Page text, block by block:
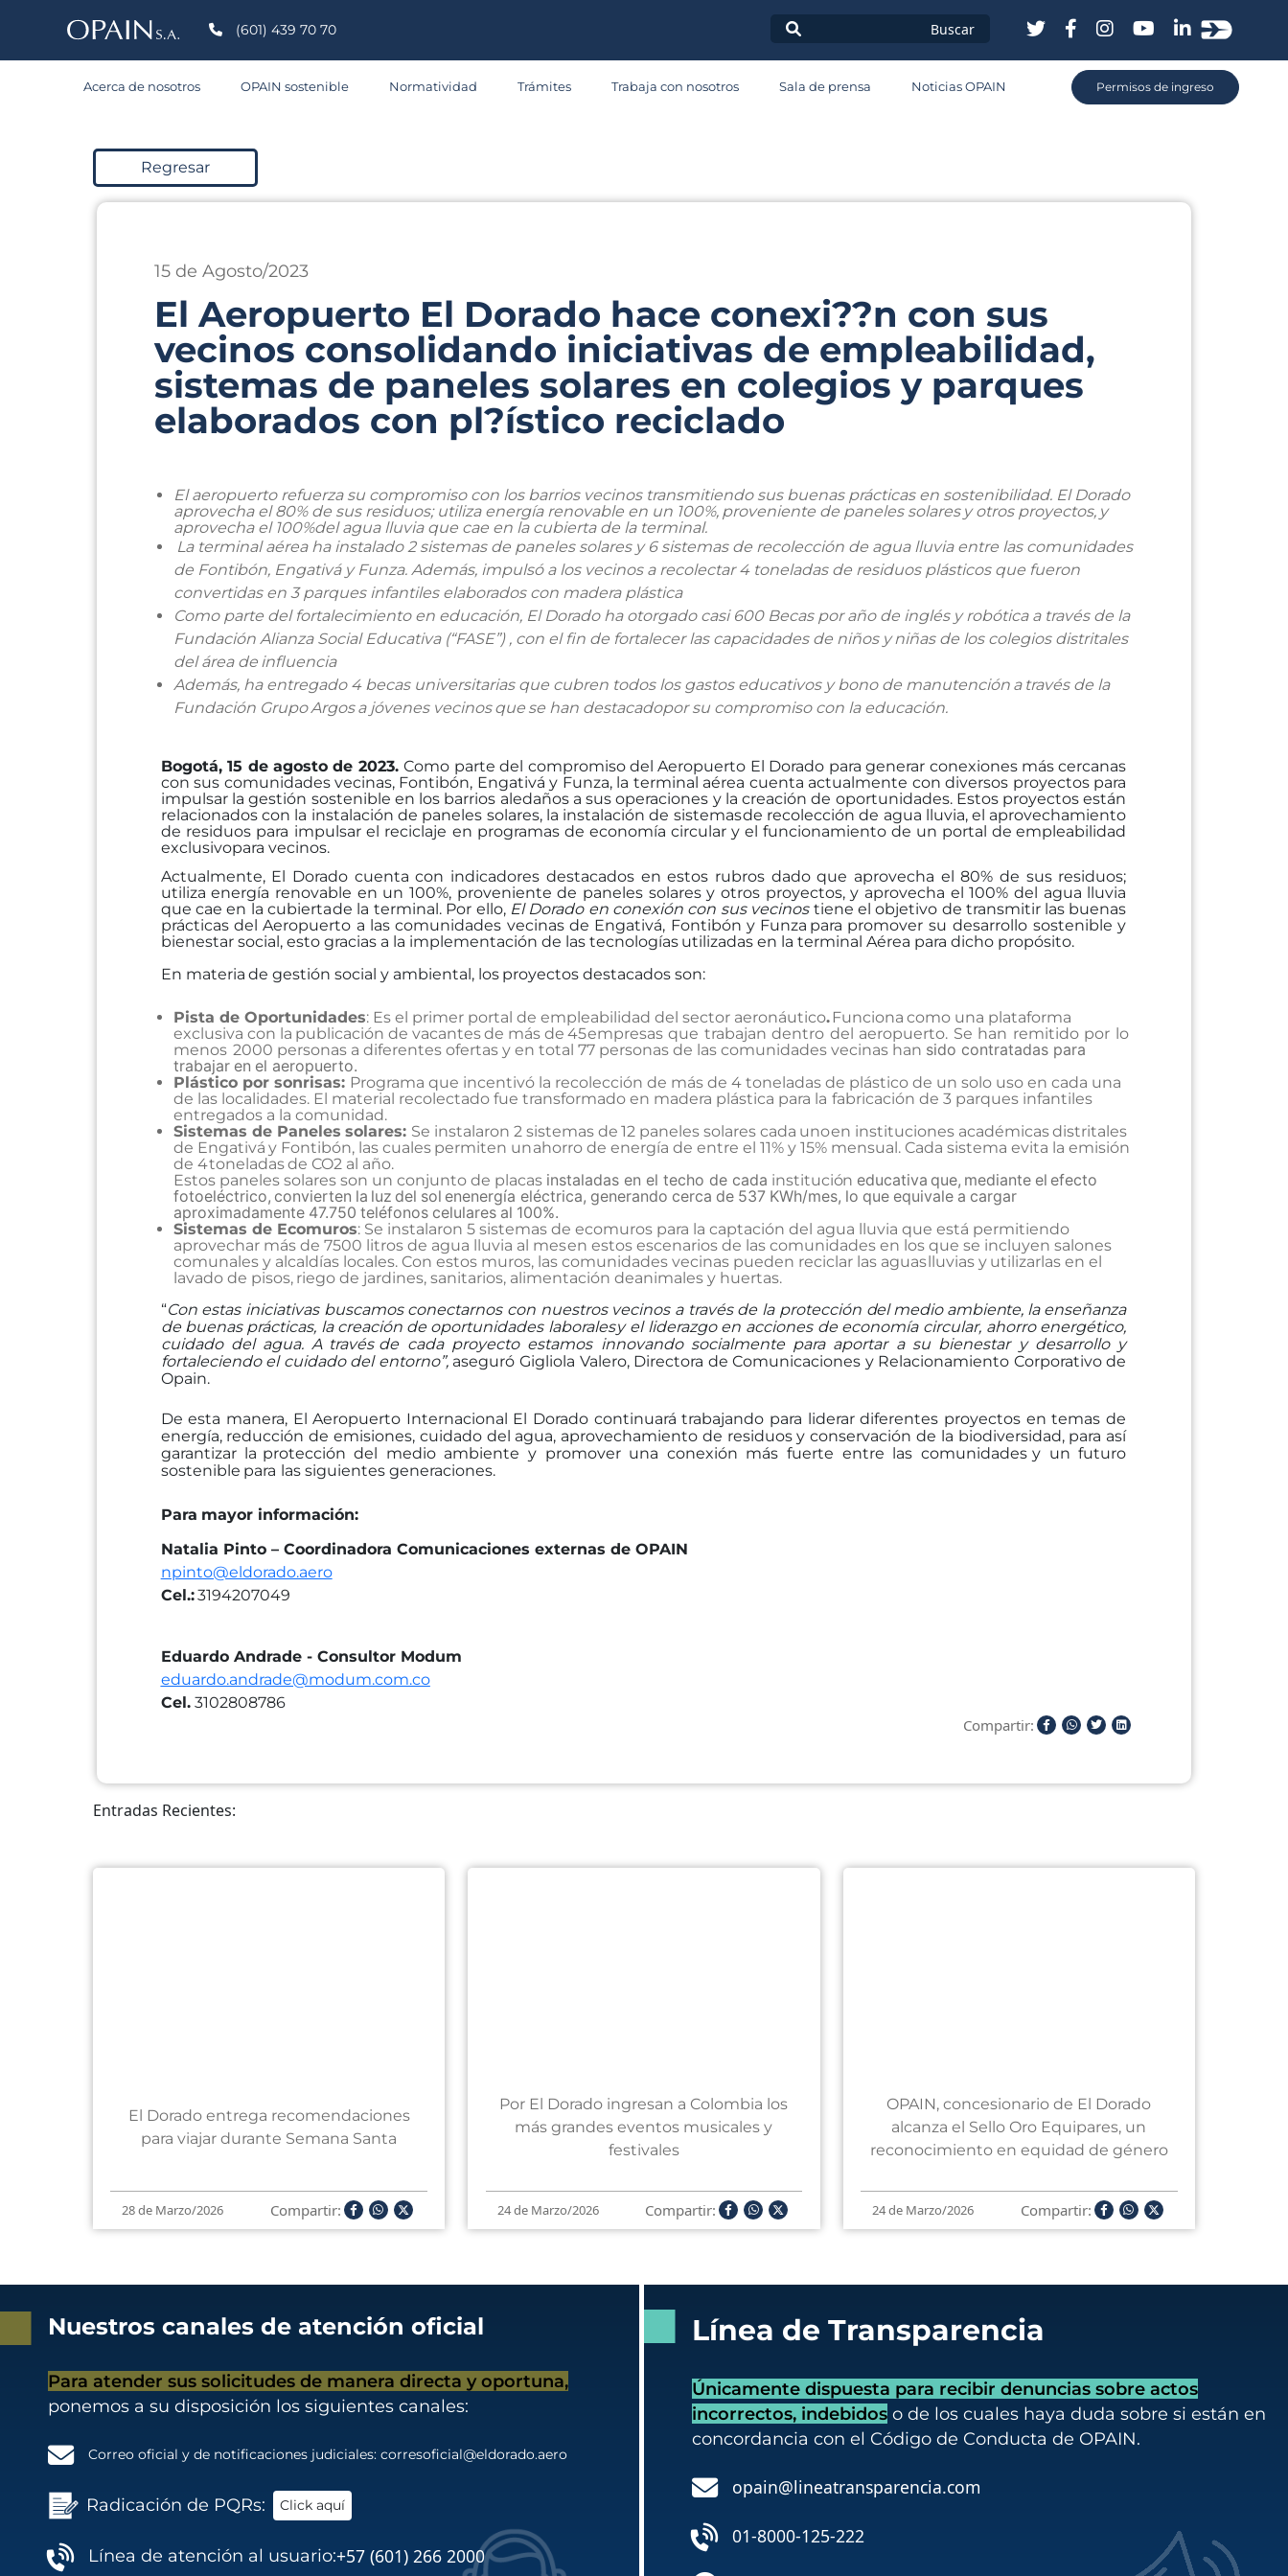
(601) 439 70 70
Acerca de nosotros OPAIN sostenible Normatividad Trámites Trabaja con nosotros Sala de prensa Noticias OPAIN Permisos de ingreso
Sala de Prensa
Comunicados
Regresar
15 de Agosto/2023
El Aeropuerto El Dorado hace conexi??n con sus
vecinos consolidando iniciativas de empleabilidad,
sistemas de paneles solares en colegios y parques
elaborados con pl?ístico reciclado
El aeropuerto refuerza su compromiso con los barrios vecinos transmitiendo sus buenas prácticas en sostenibilidad. El Dorado
aprovecha el 80% de sus residuos; utiliza energía renovable en un 100%, proveniente de paneles solares y otros proyectos, y
aprovecha el 100%del agua lluvia que cae en la cubierta de la terminal.
La terminal aérea ha instalado 2 sistemas de paneles solares y 6 sistemas de recolección de agua lluvia entre las comunidades
de Fontibón, Engativá y Funza. Además, impulsó a los vecinos a recolectar 4 toneladas de residuos plásticos que fueron
convertidas en 3 parques infantiles elaborados con madera plástica
Como parte del fortalecimiento en educación, El Dorado ha otorgado casi 600 Becas por año de inglés y robótica a través de la
Fundación Alianza Social Educativa (“FASE”) , con el fin de fortalecer las capacidades de niños y niñas de los colegios distritales
del área de influencia
Además, ha entregado 4 becas universitarias que cubren todos los gastos educativos y bono de manutención a través de la
Fundación GrupoArgos a jóvenes vecinos que se han destacadopor su compromiso con la educación.
Bogotá, 15 de agosto de 2023. Como parte del compromiso del Aeropuerto El Dorado para generar conexiones más cercanas
con sus comunidades vecinas, Fontibón, Engativá y Funza, la terminal aérea cuenta actualmente con diversos proyectos para
impulsar la gestión sostenible en los barrios aledaños a sus operaciones y la creación de oportunidades. Estos proyectos están
relacionados con la instalación de paneles solares, la instalación de sistemasde recolección de agua lluvia, el aprovechamiento
de residuos para impulsar el reciclaje en programas de economía circular y el funcionamiento de un portal de empleabilidad
exclusivopara vecinos.
Actualmente, El Dorado cuenta con indicadores destacados en estos rubros dado que aprovecha el 80% de sus residuos;
utiliza energía renovable en un 100%, proveniente de paneles solares y otros proyectos, y aprovecha el 100% del agua lluvia
que cae en la cubiertade la terminal. Por ello, El Dorado en conexión con sus vecinos tiene el objetivo de transmitir las buenas
prácticas del Aeropuerto a las comunidades vecinas de Engativá, Fontibón y Funza para promover su desarrollo sostenible y
bienestar social, esto gracias a la implementación de las tecnologías utilizadas en la terminal Aérea para dicho propósito.
En materia de gestión social y ambiental, los proyectos destacados son:
Pista de Oportunidades: Es el primer portal de empleabilidad del sector aeronáutico.Funciona como una plataforma
exclusiva con la publicación de vacantesde más de 45empresas que trabajan dentro del aeropuerto. Se han remitido por lo
menos 2000 personas a diferentes ofertas y en total 77 personas de las comunidades vecinas han sido contratadas para
trabajar en el aeropuerto.
Plástico por sonrisas: Programa que incentivó la recolección de más de 4 toneladas de plástico de un solo uso en cada una
de las localidades. El material recolectado fue transformado en madera plástica para la fabricación de 3 parques infantiles
entregados a la comunidad.
Sistemas de Paneles solares: Se instalaron 2 sistemas de 12 paneles solares cada unoen instituciones académicasdistritales
de Engativá y Fontibón, las cuales permiten unahorro de energía de entre el 11% y 15% mensual. Cada sistema evita la emisión
de 4toneladas de CO2 al año.
Estos paneles solares son un conjunto de placas instaladas en el techo de cada institución educativa que, mediante el efecto
fotoeléctrico, convierten la luz del sol enenergía eléctrica, generando cerca de 537 KWh/mes, lo que equivale a cargar
aproximadamente 47.750 teléfonos celulares al 100%.
Sistemas de Ecomuros: Se instalaron 5 sistemas de ecomuros para la captación del agua lluvia que está permitiendo
aprovechar más de 7500 litros de agua lluvia al mesen estos escenarios de las comunidades en los que se incluyen salones
comunales y alcaldías locales. Con estos muros, las comunidades vecinas pueden reciclar las aguaslluvias y utilizarlas en el
lavado de pisos, riego de jardines, sanitarios, alimentación deanimales y huertas.
“Con estas iniciativas buscamos conectarnos con nuestros vecinos a través de la protección del medio ambiente, la enseñanza
de buenas prácticas, la creación de oportunidades laboralesy el liderazgo en acciones de economía circular, ahorro energético,
cuidado del agua. A través de cada proyecto estamos innovando socialmente para aportar a su bienestar y desarrollo y
fortaleciendo el cuidado del entorno”, aseguró Gigliola Valero, Directora de Comunicaciones y Relacionamiento Corporativo de
Opain.
De esta manera, El Aeropuerto Internacional El Dorado continuará trabajando para liderar diferentes proyectos en temas de
energía, reducción de emisiones, cuidado del agua, aprovechamiento de residuos y conservación de la biodiversidad, para así
garantizar
la protección del medio ambiente y promover una conexión más fuerte entre las comunidades y un futuro
sostenible para las siguientes generaciones.
Para mayor información:
Natalia Pinto – Coordinadora Comunicaciones externas de OPAIN
npinto@eldorado.aero
Cel.:3194207049
Eduardo Andrade - Consultor Modum
eduardo.andrade@modum.com.co
Cel. 3102808786
Compartir:
Entradas Recientes:
El Dorado entrega recomendaciones
para viajar durante Semana Santa
28 de Marzo/2026 Compartir:
Por El Dorado ingresan a Colombia los
más grandes eventos musicales y
festivales
24 de Marzo/2026 Compartir:
OPAIN, concesionario de El Dorado
alcanza el Sello Oro Equipares, un
reconocimiento en equidad de género
24 de Marzo/2026 Compartir:
Nuestros canales de atención oficial
Para atender sus solicitudes de manera directa y oportuna,
ponemos a su disposición los siguientes canales:
Correo oficial y de notificaciones judiciales: corresoficial@eldorado.aero
Radicación de PQRs: Click aquí
Línea de atención al usuario:+57 (601) 266 2000
Línea de Transparencia
Únicamente dispuesta para recibir denuncias sobre actos
incorrectos, indebidos o de los cuales haya duda sobre si están en
concordancia con el Código de Conducta de OPAIN.
opain@lineatransparencia.com
01-8000-125-222